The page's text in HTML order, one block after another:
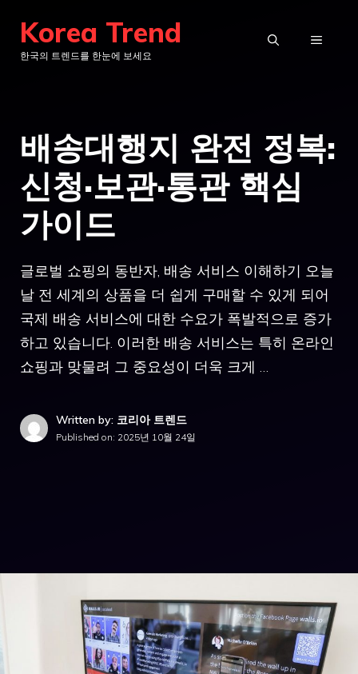
Korea Trend
한국의 트렌드를 한눈에 보세요
메
배송대행지 완전 정복:
신청·보관·통관 핵심
가이드
글로벌 쇼핑의 동반자, 배송 서비스 이해하기 오늘
날 전 세계의 상품을 더 쉽게 구매할 수 있게 되어
국제 배송 서비스에 대한 수요가 폭발적으로 증가
하고 있습니다. 이러한 배송 서비스는 특히 온라인
쇼핑과 맞물려 그 중요성이 더욱 크게 …
Written by: 코리아 트렌드
Published on: 2025년 10월 24일